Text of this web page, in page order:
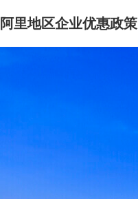
阿里地区企业优惠政策